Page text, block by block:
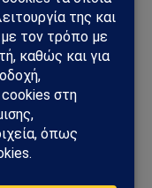
Ερυθρά Θάλασσα και
στα Μέγαρα –
του Προαστιακού –